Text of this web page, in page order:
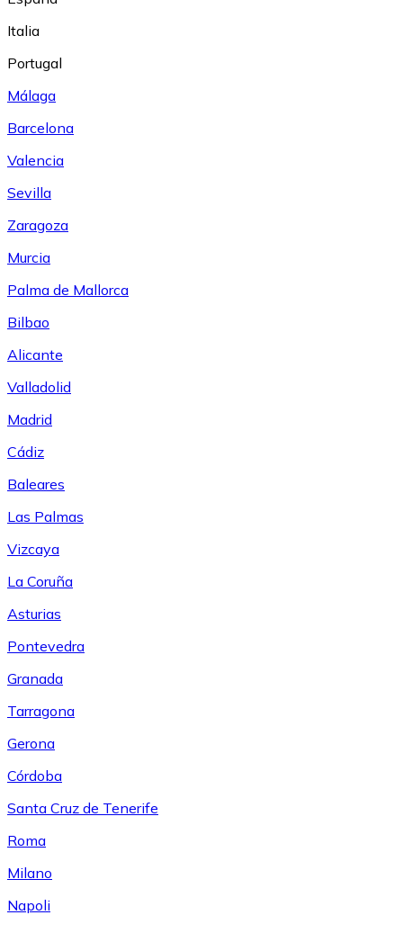
Italia
Portugal
Málaga
Barcelona
Valencia
Sevilla
Zaragoza
Murcia
Palma de Mallorca
Bilbao
Alicante
Valladolid
Madrid
Cádiz
Baleares
Las Palmas
Vizcaya
La Coruña
Asturias
Pontevedra
Granada
Tarragona
Gerona
Córdoba
Santa Cruz de Tenerife
Roma
Milano
Napoli